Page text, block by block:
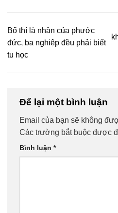
Bố thí là nhân của phước
đức, ba nghiệp đều phải biết
tu học
Để lại một bình luận
Email của bạn sẽ không
Các trường bắt buộc được
Bình luận *